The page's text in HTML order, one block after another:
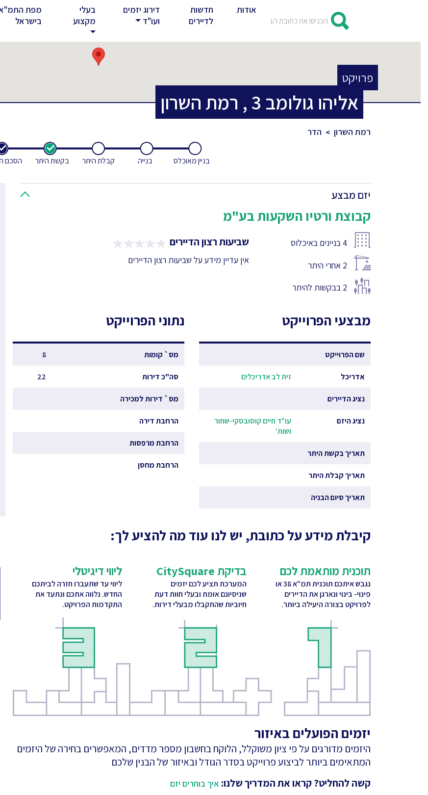
מפת
בישראל
בעלי
מקצוע
דירוג יזמים
ועו"ד
חדשות
לדיירים
אודות
פרויקט
אליהו גולומב 3
, רמת השרון
רמת השרון הדר
בניין מאוכלס בנייה קבלת היתר בקשת היתר הסכם
יזם מבצע
קבוצת ורטיו השקעות בע"מ
4 בניינים באיכלוס
2 אחרי היתר
2 בבקשות להיתר
שביעות רצון הדיירים
אין עדיין מידע על שביעות רצון הדיירים
מבצעי הפרוייקט
שם הפרוייקט
אדריכל זית לב אדריכלים
נציג הדיירים
נציג היזם
עו"ד חיים קוסובסקי-שחור
ושות'
תאריך בקשת היתר
תאריך קבלת היתר
תאריך סיום הבניה
נתוני הפרוייקט
מס` קומות 8
סה"כ דירות 22
מס` דירות למכירה
הרחבת דירה
הרחבת מרפסות
הרחבת מחסן
קיבלת מידע על כתובת, יש לנו עוד מה להציע לך:
תוכנית מותאמת לכם
נגבש איתכם תוכנית תמ"א 38 או
פינוי- בינוי ונארגן את הדיירים
לפרויקט בצורה היעילה ביותר.
בדיקת CitySquare
המערכת תציע לכם יזמים
שניסיונם אומת ובעלי חוות דעת
חיוביות שהתקבלו מבעלי דירות.
ליווי דיגיטלי
ליווי עד שתעברו חזרה לביתכם
החדש. נלווה אתכם ונתעד את
התקדמות הפרויקט.
יזמים הפועלים באיזור
היזמים מדורגים על פי ציון משוקלל, הלוקח בחשבון מספר מדדים, המאפשרים בחירה של היזמים
המתאימים ביותר לביצוע פרוייקט בסדר הגודל ובאיזור של הבנין שלכם
קשה להחליט? קראו את המדריך שלנו: איך בוחרים יזם